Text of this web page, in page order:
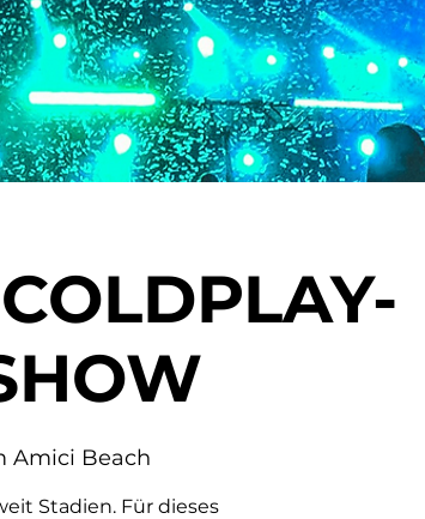
Amici Beach
Stadien. Für dieses